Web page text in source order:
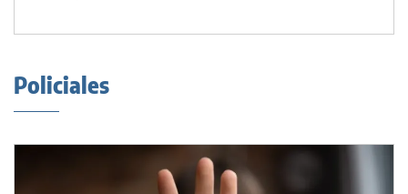
Policiales